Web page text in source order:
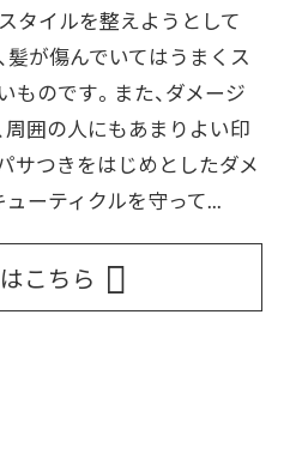
タイルを整えようとして
髪が傷んでいてはうまくス
のです。また、ダメージ
周囲の人にもあまりよい印
サつきをはじめとしたダメ
ーティクルを守って...
こちら